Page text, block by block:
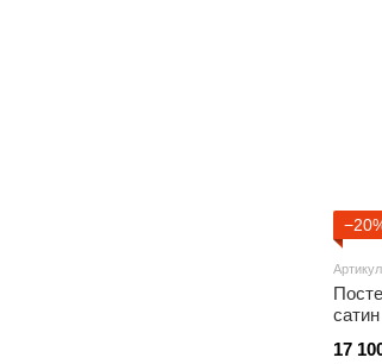
17